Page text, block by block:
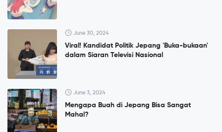
June 30, 2024
Viral! Kandidat Politik Jepang 'Buka-bukaan'
dalam Siaran Televisi Nasional
June 3, 2024
Mengapa Buah di Jepang Bisa Sangat
Mahal?